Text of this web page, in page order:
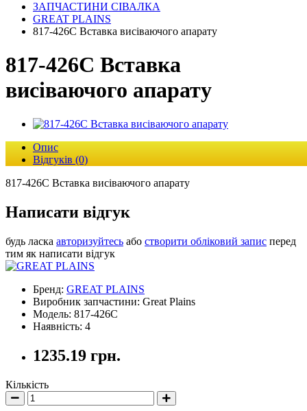
ЗАПЧАСТИНИ СІВАЛКА
GREAT PLAINS
817-426С Вставка висіваючого апарату
817-426С Вставка
висіваючого апарату
Опис
Відгуків (0)
817-426С Вставка висіваючого апарату
Написати відгук
будь ласка авторизуйтесь або створити обліковий запис перед
тим як написати відгук
Бренд: GREAT PLAINS
Виробник запчастини: Great Plains
Модель: 817-426С
Наявність: 4
1235.19 грн.
Кількість